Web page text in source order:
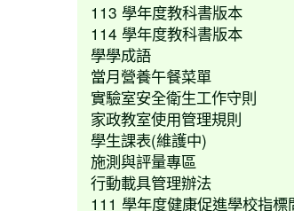
113 學年度教科書版本
114 學年度教科書版本
學學成語
當月營養午餐菜單
實驗室安全衛生工作守則
家政教室使用管理規則
學生課表(維護中)
施測與評量專區
行動載具管理辦法
111 學年度健康促進學校指標